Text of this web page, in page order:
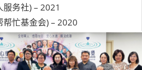
务社) – 2021
帮忙基金会) – 2020